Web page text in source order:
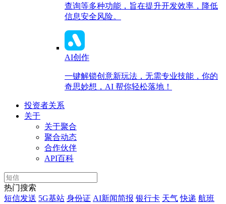
查询等多种功能，旨在提升开发效率，降低
信息安全风险。
AI创作
一键解锁创意新玩法，无需专业技能，你的
奇思妙想，AI 帮你轻松落地！
投资者关系
关于
关于聚合
聚合动态
合作伙伴
API百科
热门搜索
短信发送 5G基站 身份证 AI新闻简报 银行卡 天气 快递 航班